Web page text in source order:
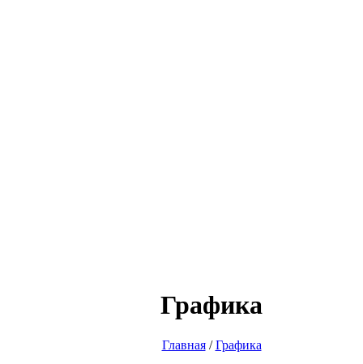
Графика
Главная / Графика